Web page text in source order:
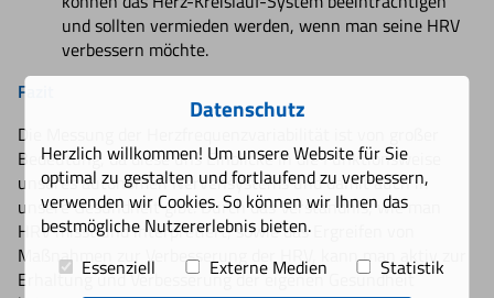
und sollten vermieden werden, wenn man seine HRV
verbessern möchte.
Fazit
Die Messung der Herzfrequenzvariabilität ist von großer
Bedeutung, da diese uns Einblicke in die Funktionsweise
unseres autonomen Nervensystems und damit auch in
unsere Gesundheit gibt. Durch das Verständnis, wie man
HRV misst und interpretiert, sowie das Ergreifen von
Maßnahmen zur Verbesserung der HRV, kann man aktiv zur
Erhaltung und Verbesserung der eigenen Gesundheit
Datenschutz
Herzlich willkommen! Um unsere Website für Sie
optimal zu gestalten und fortlaufend zu verbessern,
verwenden wir Cookies. So können wir Ihnen das
bestmögliche Nutzererlebnis bieten.
Essenziell
Externe Medien Statistik